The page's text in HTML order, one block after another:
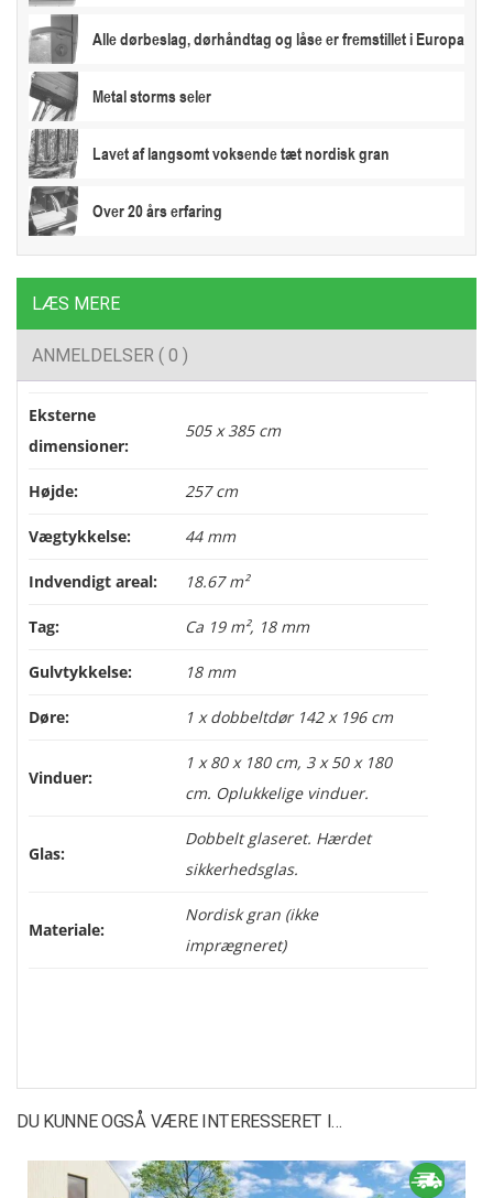
Alle dørbeslag, dørhåndtag og låse er fremstillet i Europa
Metal storms seler
Lavet af langsomt voksende tæt nordisk gran
Over 20 års erfaring
LÆS MERE
ANMELDELSER ( 0 )
Eksterne
dimensioner:
505 x 385 cm
Højde: 257 cm
Vægtykkelse: 44 mm
Indvendigt areal: 18.67 m²
Tag: Ca 19 m², 18 mm
Gulvtykkelse: 18 mm
Døre: 1 x dobbeltdør 142 x 196 cm
Vinduer:
1 x 80 x 180 cm, 3 x 50 x 180
cm. Oplukkelige vinduer.
Glas:
Dobbelt glaseret. Hærdet
sikkerhedsglas.
Materiale:
Nordisk gran (ikke
imprægneret)
DU KUNNE OGSÅ VÆRE INTERESSERET I…